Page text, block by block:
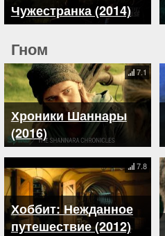
Чужестранка (2014)
Гном
Хроники Шаннары
(2016)
7.1
Хоббит: Нежданное
путешествие (2012)
7.8